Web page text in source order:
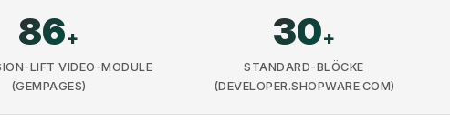
86+
LIFT VIDEO-MODULE
(GEMPAGES)
30+
STANDARD-BLÖCKE
(DEVELOPER.SHOPWARE.COM)